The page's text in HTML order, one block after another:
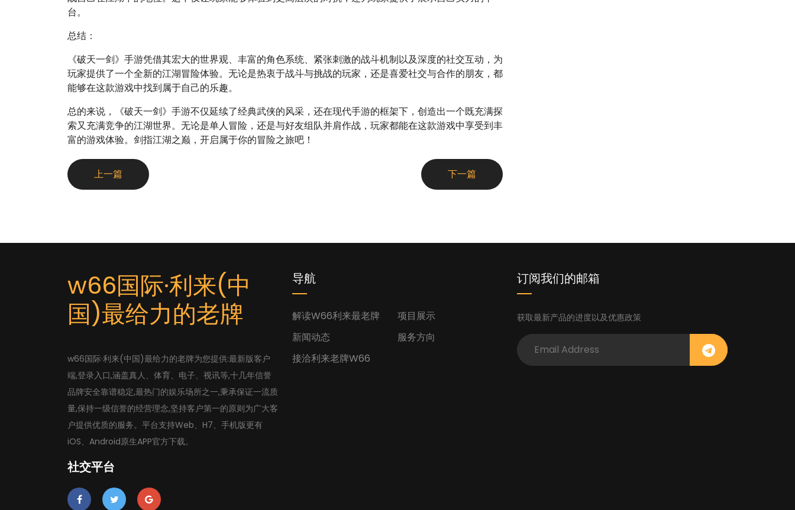
台。
总结：
《破天一剑》手游凭借其宏大的世界观、丰富的角色系统、紧张刺激的战斗机制以及深度的社交互动，为
玩家提供了一个全新的江湖冒险体验。无论是热衷于战斗与挑战的玩家，还是喜爱社交与合作的朋友，都
能够在这款游戏中找到属于自己的乐趣。
总的来说，《破天一剑》手游不仅延续了经典武侠的风采，还在现代手游的框架下，创造出一个既充满探
索又充满竞争的江湖世界。无论是单人冒险，还是与好友组队并肩作战，玩家都能在这款游戏中享受到丰
富的游戏体验。剑指江湖之巅，开启属于你的冒险之旅吧！
上一篇 下一篇
w66国际·利来(中
国)最给力的老牌
w66国际·利来(中国)最给力的老牌为您提供:最新版客户
端,登录入口,涵盖真人、体育、电子、视讯等,十几年信誉
品牌安全靠谱稳定,最热门的娱乐场所之一,秉承保证一流质
量,保持一级信誉的经营理念,坚持客户第一的原则为广大客
户提供优质的服务。平台支持Web、H7、手机版更有
iOS、Android原生APP官方下载。
社交平台
导航
解读w66利来最老牌
项目展示
新闻动态
服务方向
接洽利来老牌W66
订阅我们的邮箱
获取最新产品的进度以及优惠政策